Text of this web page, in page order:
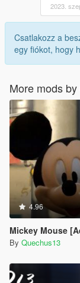
2023.
Csatlakozz a
egy fiókot, hogy
More mods by
4.96
Mickey Mouse
By Quechus13